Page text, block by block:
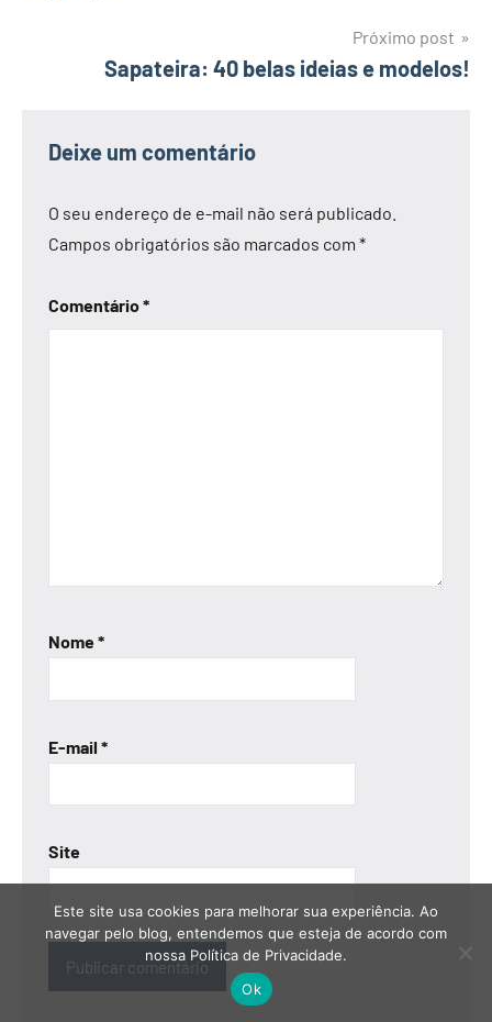
Próximo post
Sapateira: 40 belas ideias e modelos!
Deixe um comentário
O seu endereço de e-mail não será publicado.
Campos obrigatórios são marcados com *
Comentário*
Nome*
E-mail *
Site
Este site usa cookies para melhorar sua experiência. Ao
navegar pelo blog, entendemos que esteja de acordo com
nossa Política de Privacidade.
Ok